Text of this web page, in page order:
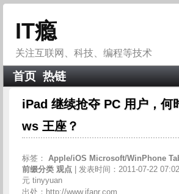
IT瘾
关注互联网、科技、编程等技术
首页 热链
iPad 继续抢夺 PC 用户，何
ws 王座？
标签： Apple/iOS Microsoft/WinPhone
前缀分类 观点
| 发表时间：2011-07-22
元 tinyyuan
出处：http://www.ifanr.com